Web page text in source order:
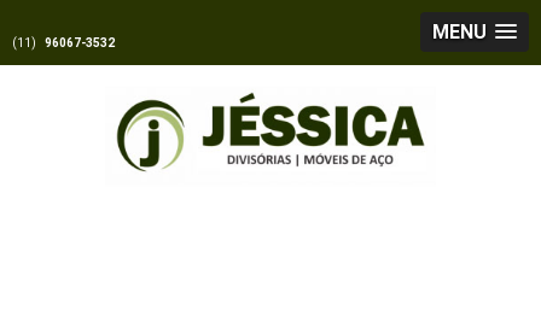
MENU
(11) 96067-3532